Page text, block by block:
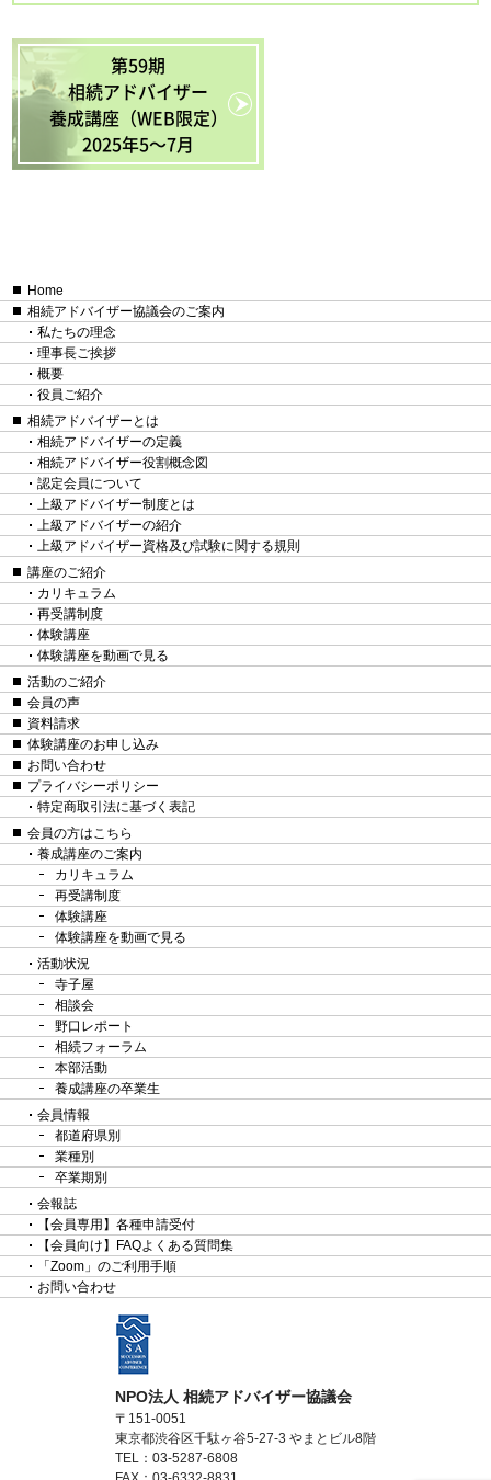
第59期
相続アドバイザー
養成講座（WEB限定）
2025年5〜7月
Home
相続アドバイザー協議会のご案内
私たちの理念
理事長ご挨拶
概要
役員ご紹介
相続アドバイザーとは
相続アドバイザーの定義
相続アドバイザー役割概念図
認定会員について
上級アドバイザー制度とは
上級アドバイザーの紹介
上級アドバイザー資格及び試験に関する規則
講座のご紹介
カリキュラム
再受講制度
体験講座
体験講座を動画で見る
活動のご紹介
会員の声
資料請求
体験講座のお申し込み
お問い合わせ
プライバシーポリシー
特定商取引法に基づく表記
会員の方はこちら
養成講座のご案内
カリキュラム
再受講制度
体験講座
体験講座を動画で見る
活動状況
寺子屋
相談会
野口レポート
相続フォーラム
本部活動
養成講座の卒業生
会員情報
都道府県別
業種別
卒業期別
会報誌
【会員専用】各種申請受付
【会員向け】FAQよくある質問集
「Zoom」のご利用手順
お問い合わせ
NPO法人 相続アドバイザー協議会
〒151-0051
東京都渋谷区千駄ヶ谷5-27-3 やまとビル8階
TEL：03-5287-6808